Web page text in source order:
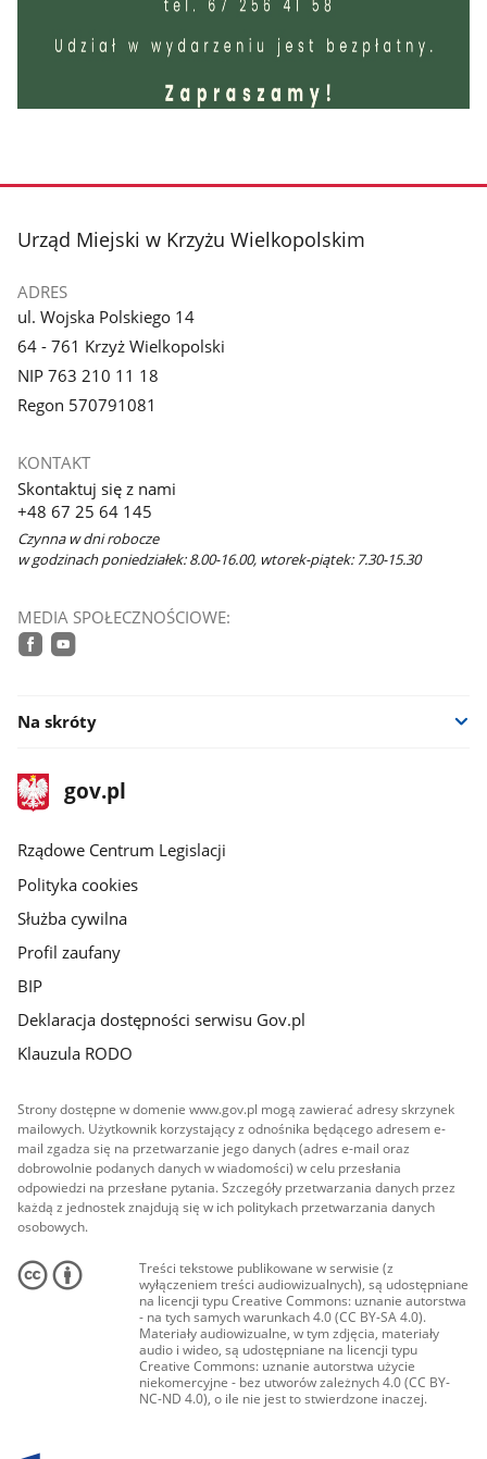
stopka
Urząd Miejski w Krzyżu Wielkopolskim
ADRES
ul. Wojska Polskiego 14
64 - 761 Krzyż Wielkopolski
NIP 763 210 11 18
Regon 570791081
KONTAKT
Skontaktuj się z nami
+48 67 25 64 145
Czynna w dni robocze
w godzinach poniedziałek: 8.00-16.00, wtorek-piątek: 7.30-15.30
MEDIA SPOŁECZNOŚCIOWE:
Na skróty
stopka
gov.plStrona
gov.pl
Rządowe Centrum Legislacji
Polityka cookies
Służba cywilna
Profil zaufany
BIP
Deklaracja dostępności serwisu Gov.pl
Klauzula RODO
Strony dostępne w domenie www.gov.pl mogą zawierać adresy skrzynek
mailowych. Użytkownik korzystający z odnośnika będącego adresem e-
mail zgadza się na przetwarzanie jego danych (adres e-mail oraz
dobrowolnie podanych danych w wiadomości) w celu przesłania
odpowiedzi na przesłane pytania. Szczegóły przetwarzania danych przez
każdą z jednostek znajdują się w ich politykach przetwarzania danych
osobowych.
Treści tekstowe publikowane w serwisie (z
wyłączeniem treści audiowizualnych), są udostępniane
na licencji typu Creative Commons: uznanie autorstwa
- na tych samych warunkach 4.0 (CC BY-SA 4.0).
Materiały audiowizualne, w tym zdjęcia, materiały
audio i wideo, są udostępniane na licencji typu
Creative Commons: uznanie autorstwa użycie
niekomercyjne - bez utworów zależnych 4.0 (CC BY-
NC-ND 4.0), o ile nie jest to stwierdzone inaczej.